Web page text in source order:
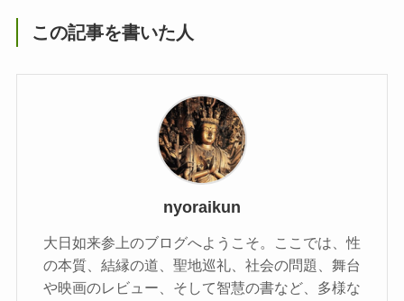
この記事を書いた人
nyoraikun
大日如来参上のブログへようこそ。ここでは、性
の本質、結縁の道、聖地巡礼、社会の問題、舞台
や映画のレビュー、そして智慧の書など、多様な